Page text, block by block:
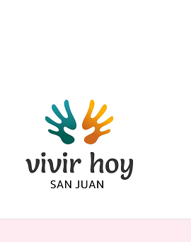
Saltar
contenido